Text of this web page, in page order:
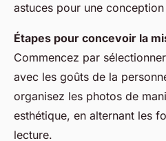
astuces pour une conception
Étapes pour concevoir la
Commencez par
avec les goûts de la
organisez les photos de
esthétique, en alternant les
lecture.